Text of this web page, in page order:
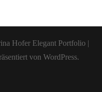
Hofer Elegant Portfolio |
von WordPress.